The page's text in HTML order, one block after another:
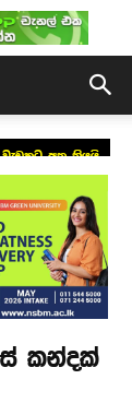
වැඩකට අත තියයි
කන්දක්